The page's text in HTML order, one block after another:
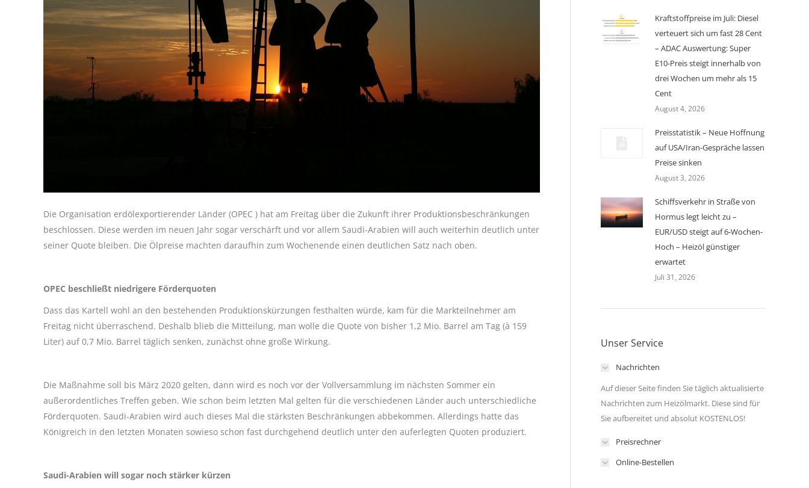
Die Organisation erdölexportierender Länder (OPEC ) hat am Freitag über die Zukunft ihrer Produktionsbeschränkungen
beschlossen. Diese werden im neuen Jahr sogar verschärft und vor allem Saudi-Arabien will auch weiterhin deutlich unter
seiner Quote bleiben. Die Ölpreise machten daraufhin zum Wochenende einen deutlichen Satz nach oben.
OPEC beschließt niedrigere Förderquoten
Dass das Kartell wohl an den bestehenden Produktionskürzungen festhalten würde, kam für die Markteilnehmer am
Freitag nicht überraschend. Deshalb blieb die Mitteilung, man wolle die Quote von bisher 1,2 Mio. Barrel am Tag (à 159
Liter) auf 0,7 Mio. Barrel täglich senken, zunächst ohne große Wirkung.
Die Maßnahme soll bis März 2020 gelten, dann wird es noch vor der Vollversammlung im nächsten Sommer ein
außerordentliches Treffen geben. Wie schon beim letzten Mal gelten für die verschiedenen Länder auch unterschiedliche
Förderquoten. Saudi-Arabien wird auch dieses Mal die stärksten Beschränkungen abbekommen. Allerdings hatte das
Königreich in den letzten Monaten sowieso schon fast durchgehend deutlich unter den auferlegten Quoten produziert.
Saudi-Arabien will sogar noch stärker kürzen
Kraftstoffpreise im Juli: Diesel
verteuert sich um fast 28 Cent
– ADAC Auswertung: Super
E10-Preis steigt innerhalb von
drei Wochen um mehr als 15
Cent
August 4, 2026
Preisstatistik – Neue Hoffnung
auf USA/Iran-Gespräche lassen
Preise sinken
August 3, 2026
Schiffsverkehr in Straße von
Hormus legt leicht zu –
EUR/USD steigt auf 6-Wochen-
Hoch – Heizöl günstiger
erwartet
Juli 31, 2026
Unser Service
Nachrichten
Auf dieser Seite finden Sie täglich aktualisierte
Nachrichten zum Heizölmarkt. Diese sind für
Sie aufbereitet und absolut KOSTENLOS!
Preisrechner
Online-Bestellen